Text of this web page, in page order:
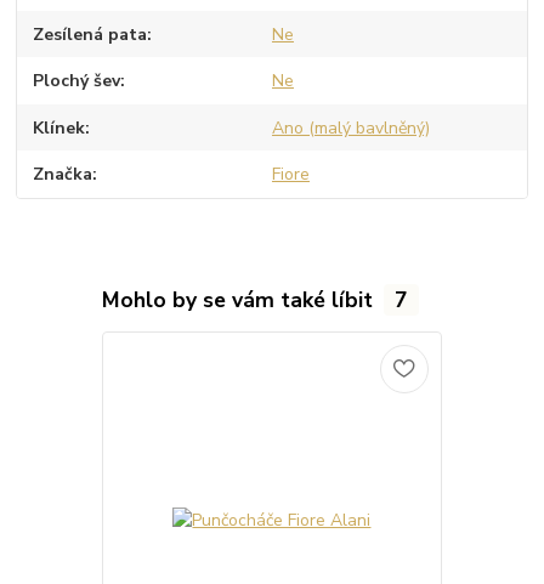
Zesílená pata Ne
Plochý šev Ne
Klínek Ano (malý bavlněný)
Značka Fiore
Mohlo by se vám také líbit 7